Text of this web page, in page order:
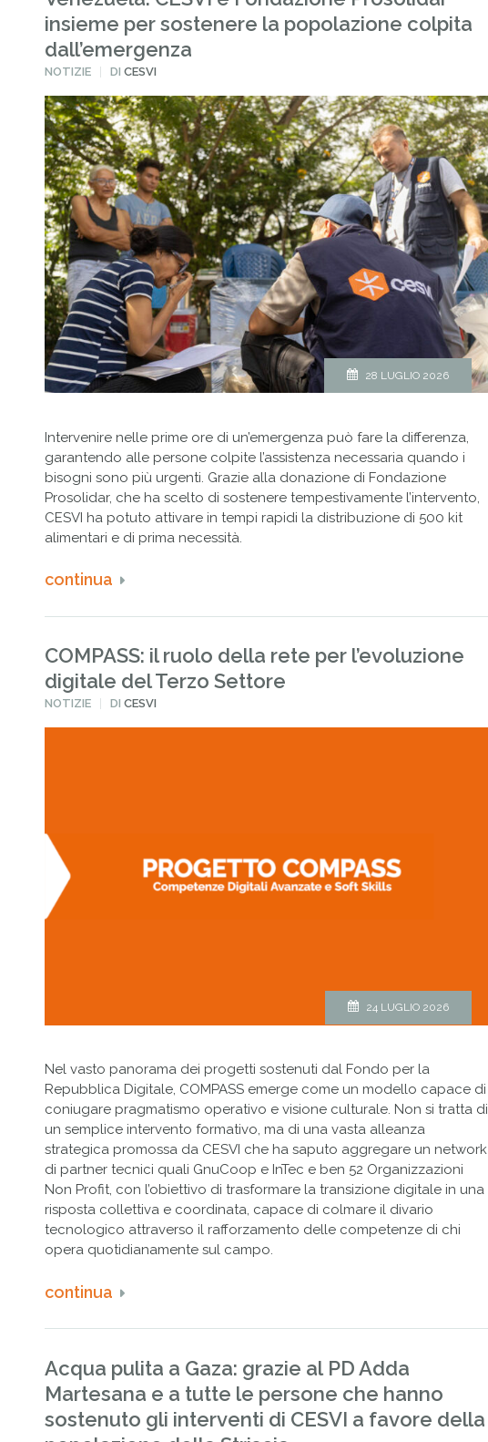
insieme per sostenere la popolazione colpita
dall’emergenza
PUBBLICATO
NOTIZIE DICESVI
28 LUGLIO 2026
Intervenire nelle prime ore di un’emergenza può fare la differenza,
garantendo alle persone colpite l’assistenza necessaria quando i
bisogni sono più urgenti. Grazie alla donazione di Fondazione
Prosolidar, che ha scelto di sostenere tempestivamente l’intervento,
CESVI ha potuto attivare in tempi rapidi la distribuzione di 500 kit
alimentari e di prima necessità.
continua
COMPASS: il ruolo della rete per l’evoluzione
digitale del Terzo Settore
PUBBLICATO
NOTIZIE DICESVI
24 LUGLIO 2026
Nel vasto panorama dei progetti sostenuti dal Fondo per la
Repubblica Digitale, COMPASS emerge come un modello capace di
coniugare pragmatismo operativo e visione culturale. Non si tratta di
un semplice intervento formativo, ma di una vasta alleanza
strategica promossa da CESVI che ha saputo aggregare un network
di partner tecnici quali GnuCoop e InTec e ben 52 Organizzazioni
Non Profit, con l’obiettivo di trasformare la transizione digitale in una
risposta collettiva e coordinata, capace di colmare il divario
tecnologico attraverso il rafforzamento delle competenze di chi
opera quotidianamente sul campo.
continua
Acqua pulita a Gaza: grazie al PD Adda
Martesana e a tutte le persone che hanno
sostenuto gli interventi di CESVI a favore della